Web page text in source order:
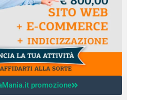
promozione